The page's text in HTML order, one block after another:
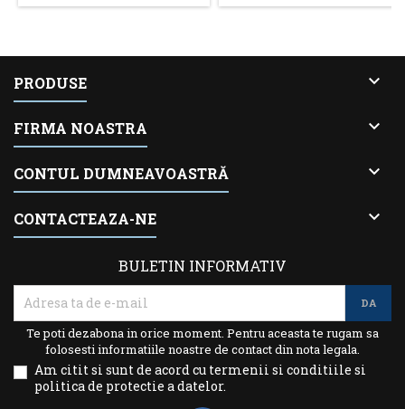
PRODUSE 
FIRMA NOASTRA 
CONTUL DUMNEAVOASTRĂ 
CONTACTEAZA-NE 
BULETIN INFORMATIV
Te poti dezabona in orice moment. Pentru aceasta te rugam sa
folosesti informatiile noastre de contact din nota legala.
Am citit si sunt de acord cu termenii si conditiile si
politica de protectie a datelor.